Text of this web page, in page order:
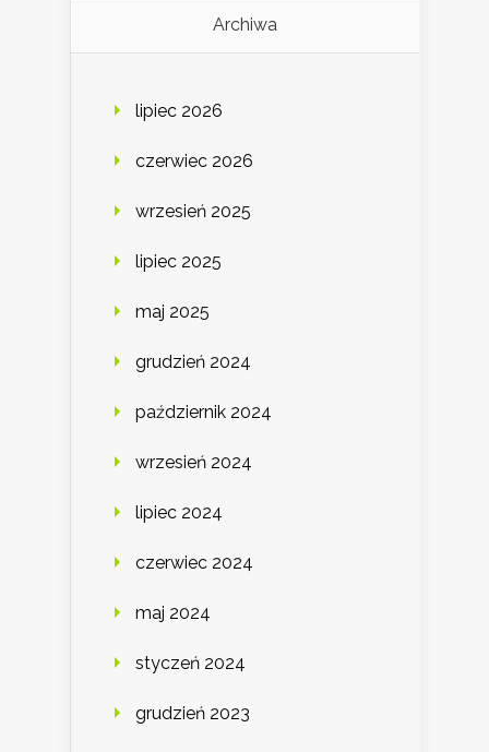
Archiwa
lipiec 2026
czerwiec 2026
wrzesień 2025
lipiec 2025
maj 2025
grudzień 2024
październik 2024
wrzesień 2024
lipiec 2024
czerwiec 2024
maj 2024
styczeń 2024
grudzień 2023